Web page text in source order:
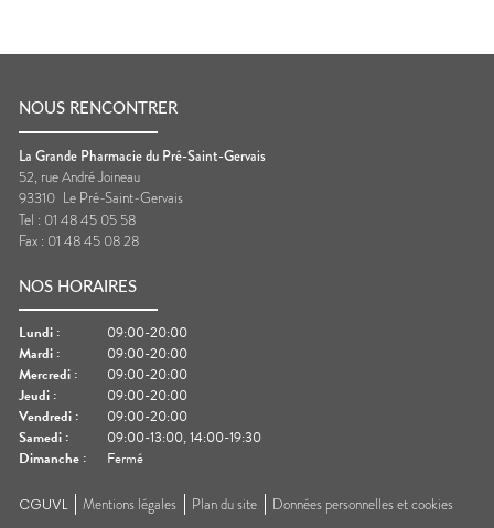
NOUS RENCONTRER
La Grande Pharmacie du Pré-Saint-Gervais
52, rue André Joineau
93310 Le Pré-Saint-Gervais
Tel : 01 48 45 05 58
Fax : 01 48 45 08 28
NOS HORAIRES
Lundi :
09:00-20:00
Mardi :
09:00-20:00
Mercredi :
09:00-20:00
Jeudi :
09:00-20:00
Vendredi :
09:00-20:00
Samedi :
09:00-13:00, 14:00-19:30
Dimanche : Fermé
CGUVL Mentions légales Plan du site Données personnelles et cookies